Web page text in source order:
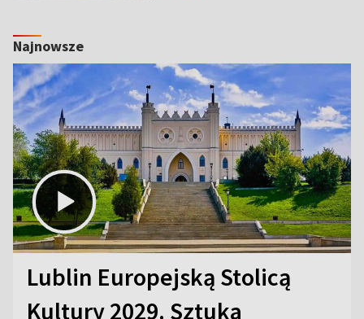
Najnowsze
Lublin Europejską Stolicą
Kultury 2029. Sztuka